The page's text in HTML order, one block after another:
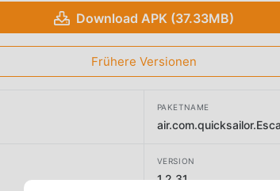
Download APK (37.33MB)
Frühere Versionen
PAKETNAME
VERSION
1.2.31